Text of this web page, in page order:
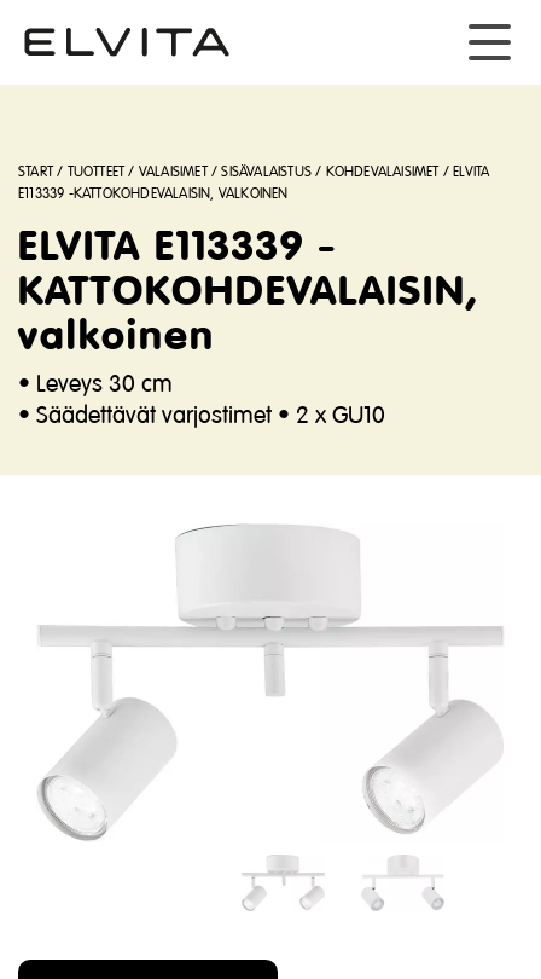
START/ TUOTTEET/ VALAISIMET/SISÄVALAISTUS / KOHDEVALAISIMET/ELVITA
E113339 -KATTOKOHDEVALAISIN, VALKOINEN
ELVITA E113339 -
KATTOKOHDEVALAISIN,
valkoinen
• Leveys 30 cm
• Säädettävät varjostimet • 2 x GU10